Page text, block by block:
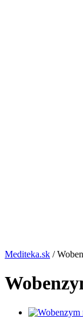
Mediteka.sk /